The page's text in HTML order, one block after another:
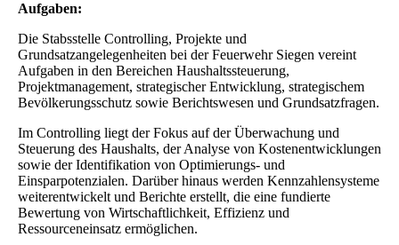
Aufgaben:
Die Stabsstelle Controlling, Projekte und
Grundsatzangelegenheiten bei der Feuerwehr Siegen vereint
Aufgaben in den Bereichen Haushaltssteuerung,
Projektmanagement, strategischer Entwicklung, strategischem
Bevölkerungsschutz sowie Berichtswesen und Grundsatzfragen.
Im Controlling liegt der Fokus auf der Überwachung und
Steuerung des Haushalts, der Analyse von Kostenentwicklungen
sowie der Identifikation von Optimierungs- und
Einsparpotenzialen. Darüber hinaus werden Kennzahlensysteme
weiterentwickelt und Berichte erstellt, die eine fundierte
Bewertung von Wirtschaftlichkeit, Effizienz und
Ressourceneinsatz ermöglichen.